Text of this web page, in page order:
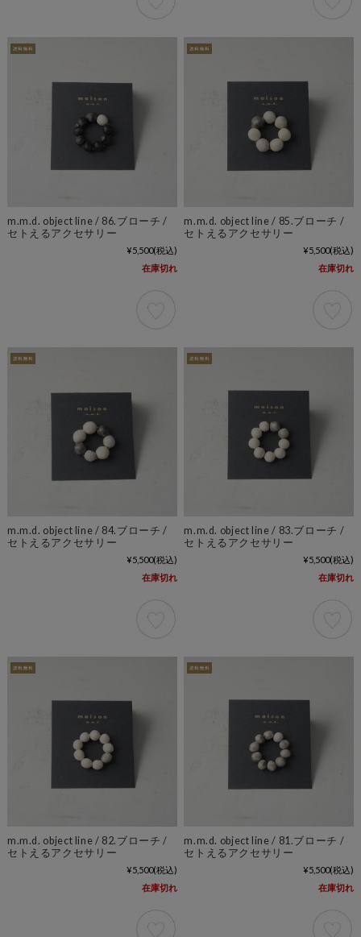
m.m.d. object line / 86.ブローチ /
セトえるアクセサリー
¥5,500(税込)
在庫切れ
m.m.d. object line / 85.ブローチ /
セトえるアクセサリー
¥5,500(税込)
在庫切れ
m.m.d. object line / 84.ブローチ /
セトえるアクセサリー
¥5,500(税込)
在庫切れ
m.m.d. object line / 83.ブローチ /
セトえるアクセサリー
¥5,500(税込)
在庫切れ
m.m.d. object line / 82.ブローチ /
セトえるアクセサリー
¥5,500(税込)
在庫切れ
m.m.d. object line / 81.ブローチ /
セトえるアクセサリー
¥5,500(税込)
在庫切れ